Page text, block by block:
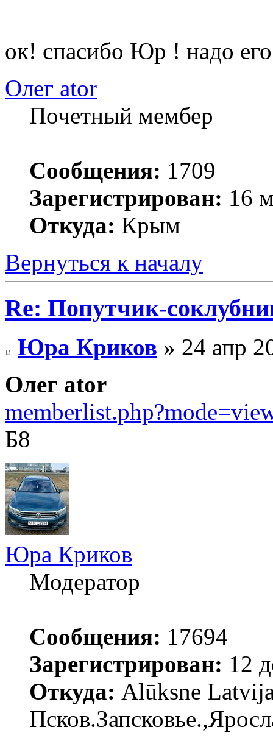
ок! спасибо Юр ! надо его
Олег ator
Почетный мембер
Сообщения: 1709
Зарегистрирован: 16
Откуда: Крым
Вернуться к началу
Re: Попутчик-
Юра Криков » 24 апр
Олег ator
Б8
Юра Криков
Модератор
Сообщения: 17694
Зарегистрирован: 12
Откуда: Alūksne